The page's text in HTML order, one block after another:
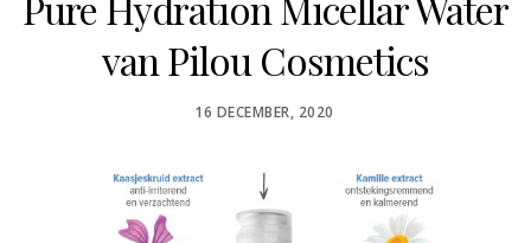
van Pilou Cosmetics
POSTED
16 DECEMBER, 2020